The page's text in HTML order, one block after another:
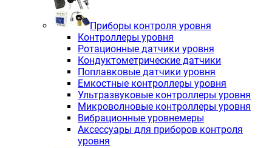
Приборы контроля уровня
Контроллеры уровня
Ротационные датчики уровня
Кондуктометрические датчики
Поплавковые датчики уровня
Емкостные контроллеры уровня
Ультразвуковые контроллеры уровня
Микроволновые контроллеры уровня
Вибрационные уровнемеры
Аксессуары для приборов контроля
уровня